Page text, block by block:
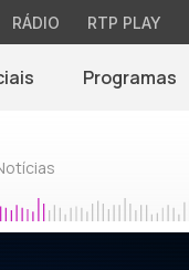
RÁDIO RTP PLAY
Programas